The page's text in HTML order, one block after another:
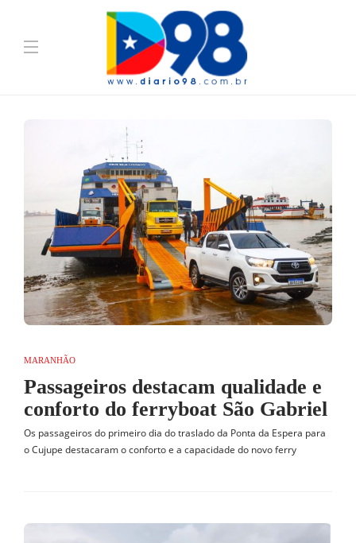
MARANHÃO
Passageiros destacam qualidade e
conforto do ferryboat São Gabriel
Os passageiros do primeiro dia do traslado da Ponta da Espera para
o Cujupe destacaram o conforto e a capacidade do novo ferry